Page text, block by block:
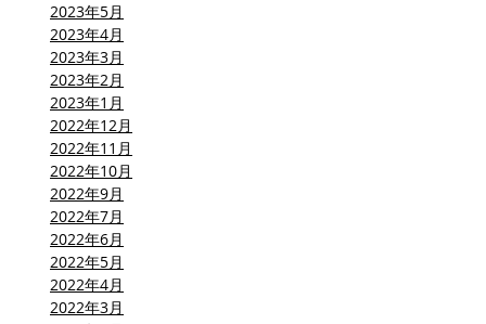
2023年5月
2023年4月
2023年3月
2023年2月
2023年1月
2022年12月
2022年11月
2022年10月
2022年9月
2022年7月
2022年6月
2022年5月
2022年4月
2022年3月